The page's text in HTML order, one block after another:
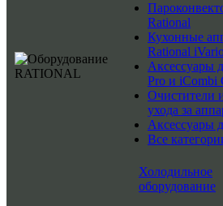
Rational
Кухонные
Rational
Аксессуары
Pro и iCombi
Очистители
ухода за
Аксессуары
Все
Холодильное
оборудование